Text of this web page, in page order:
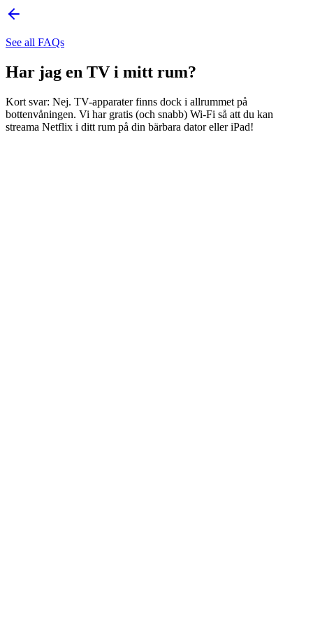
See all FAQs
Har jag en TV i mitt rum?
Kort svar: Nej. TV-apparater finns dock i allrummet på
bottenvåningen. Vi har gratis (och snabb) Wi-Fi så att du kan
streama Netflix i ditt rum på din bärbara dator eller iPad!